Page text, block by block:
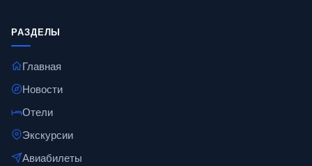
РАЗДЕЛЫ
Главная
Новости
Отели
Экскурсии
Авиабилеты